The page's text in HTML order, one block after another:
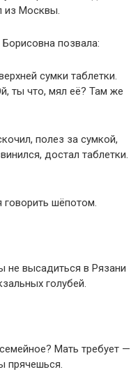
из Москвы.
позвала:
сумки таблетки.
ты что, мял её? Там же
полез за сумкой,
достал таблетки.
шёпотом.
не высадиться в Рязани
голубей.
Мать требует —
прячешься.